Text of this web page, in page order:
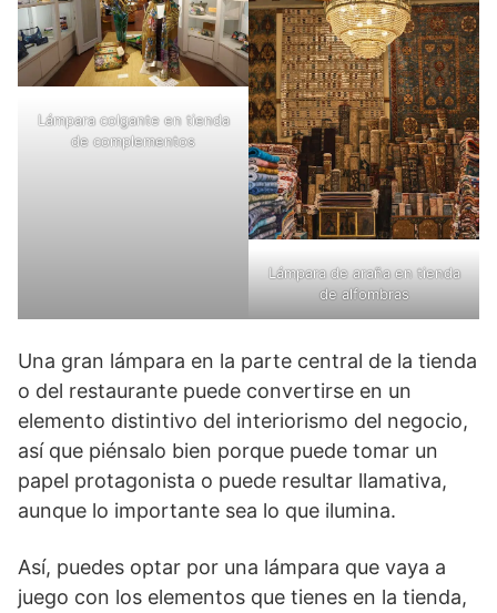
Lámpara colgante en tienda
de complementos
Lámpara de araña en tienda
de alfombras
Una gran lámpara en la parte central de la tienda
o del restaurante puede convertirse en un
elemento distintivo del interiorismo del negocio,
así que piénsalo bien porque puede tomar un
papel protagonista o puede resultar llamativa,
aunque lo importante sea lo que ilumina.
Así, puedes optar por una lámpara que vaya a
juego con los elementos que tienes en la tienda,